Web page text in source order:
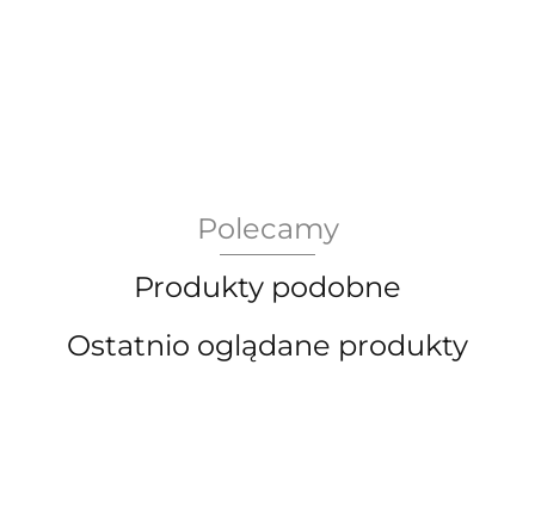
Bergdala Glasbruk
Polecamy
Produkty podobne
Ostatnio oglądane produkty